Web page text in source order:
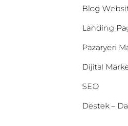
Blog
Landing
Pazaryeri
Dijital
SEO
Destek –